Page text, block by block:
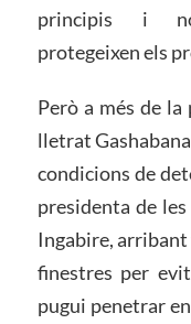
principis i
protegeixen els
Però a més de
lletrat
condicions de
presidenta de
Ingabire,
finestres per
pugui penetrar